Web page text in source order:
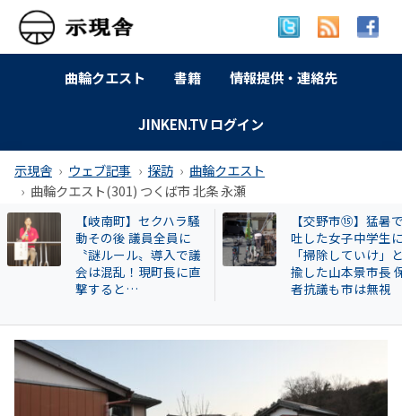
曲輪クエスト 書籍 情報提供・連絡先
JINKEN.TV ログイン
示現舎 ウェブ記事 探訪
曲輪クエスト
曲輪クエスト(301) つくば市 北条 永瀬
【岐南町】セクハラ騒
動その後 議員全員に
〝謎ルール〟導入で議
会は混乱！現町長に直
撃すると…
【交野市⑮】猛暑で嘔
吐した女子中学生に
「掃除していけ」と揶
揄した山本景市長 保護
者抗議も市は無視